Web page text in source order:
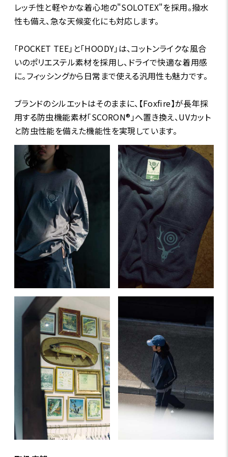
レッチ性と軽やかな着心地の"SOLOTEX"を採用。撥水
性も備え、急な天候変化にも対応します。
「POCKET TEE」と「HOODY」は、コットンライクな風合
いのポリエステル素材を採用し、ドライで快適な着用感
に。フィッシングから日常まで使える汎用性も魅力です。
ブランドのシルエットはそのままに、【Foxfire】が長年採
用する防虫機能素材「SCORON®」へ置き換え、UVカット
と防虫性能を備えた機能性を実現しています。